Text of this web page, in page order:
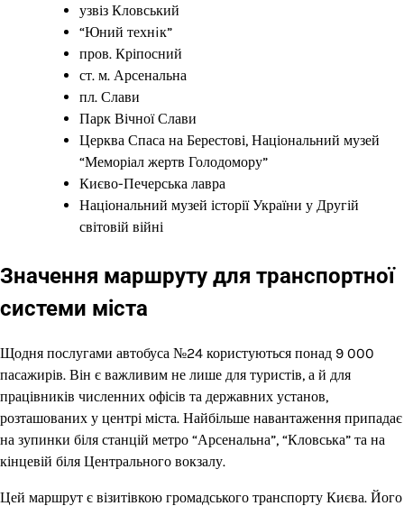
узвіз Кловський
“Юний технiк”
пров. Кріпосний
ст. м. Арсенальна
пл. Слави
Парк Вічної Слави
Церква Спаса на Берестові, Національний музей
“Меморіал жертв Голодомору”
Києво-Печерська лавра
Національний музей історії України у Другій
світовій війні
Значення маршруту для транспортної
системи міста
Щодня послугами автобуса №24 користуються понад 9 000
пасажирів. Він є важливим не лише для туристів, а й для
працівників численних офісів та державних установ,
розташованих у центрі міста. Найбільше навантаження припадає
на зупинки біля станцій метро “Арсенальна”, “Кловська” та на
кінцевій біля Центрального вокзалу.
Цей маршрут є візитівкою громадського транспорту Києва. Його